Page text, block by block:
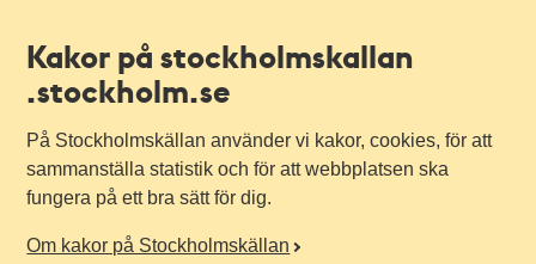
Kakor på stockholmskallan
.stockholm.se
På Stockholmskällan använder vi kakor, cookies, för att
sammanställa statistik och för att webbplatsen ska
fungera på ett bra sätt för dig.
Om kakor på Stockholmskällan